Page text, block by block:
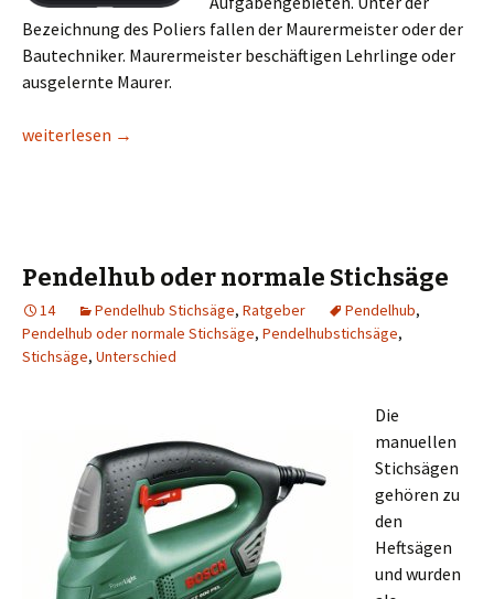
Bezeichnung des Poliers fallen der Maurermeister oder der
Bautechniker. Maurermeister beschäftigen Lehrlinge oder
ausgelernte Maurer.
Handy wird zum Handwerk
weiterlesen →
Pendelhub oder normale Stichsäge
14 Pendelhub Stichsäge, Ratgeber Pendelhub,
Pendelhub oder normale Stichsäge, Pendelhubstichsäge,
Stichsäge, Unterschied
Die
manuellen
Stichsägen
gehören zu
den
Heftsägen
und wurden